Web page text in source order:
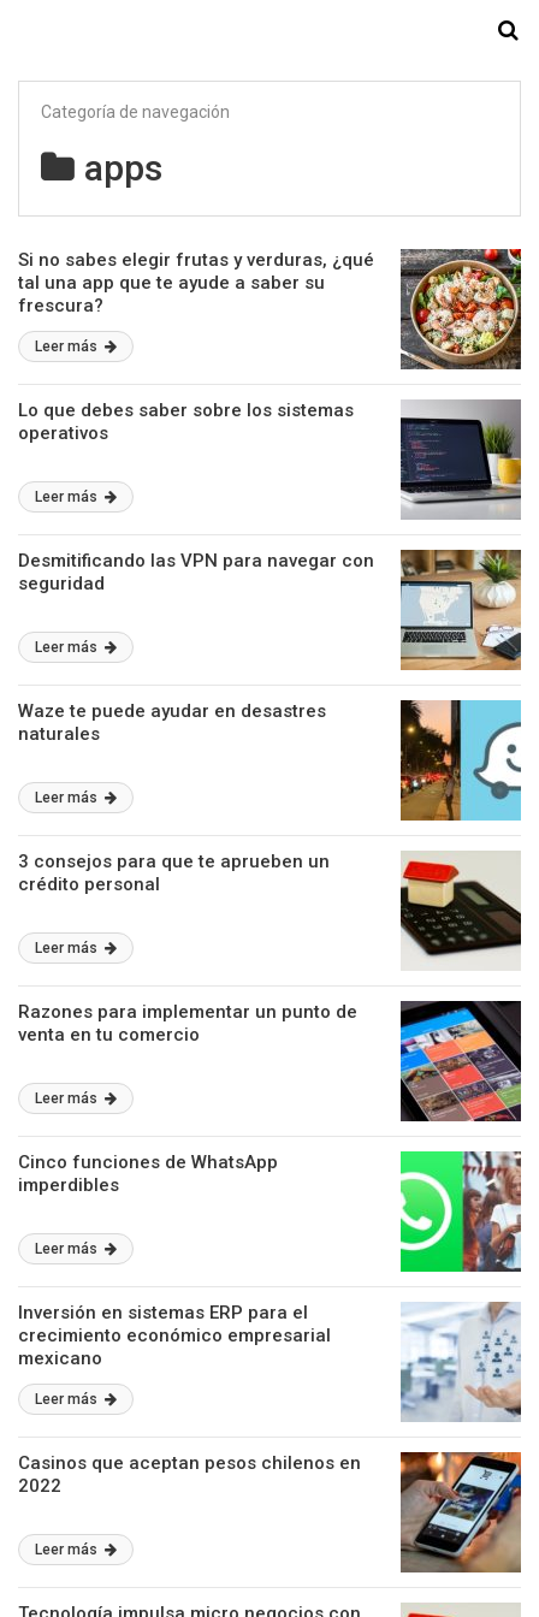
Categoría de navegación
apps
Si no sabes elegir frutas y verduras, ¿qué
tal una app que te ayude a saber su
frescura?
Leer más
Lo que debes saber sobre los sistemas
operativos
Leer más
Desmitificando las VPN para navegar con
seguridad
Leer más
Waze te puede ayudar en desastres
naturales
Leer más
3 consejos para que te aprueben un
crédito personal
Leer más
Razones para implementar un punto de
venta en tu comercio
Leer más
Cinco funciones de WhatsApp
imperdibles
Leer más
Inversión en sistemas ERP para el
crecimiento económico empresarial
mexicano
Leer más
Casinos que aceptan pesos chilenos en
2022
Leer más